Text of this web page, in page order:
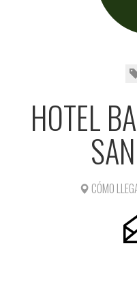
HOTEL
CÓMO